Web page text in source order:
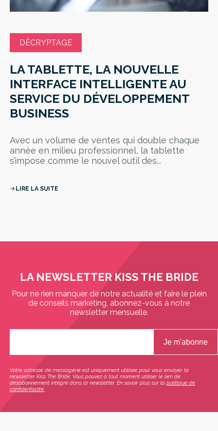
DÉCRYPTAGE
LA TABLETTE, LA NOUVELLE
INTERFACE INTELLIGENTE AU
SERVICE DU DÉVELOPPEMENT
BUSINESS
Avec un volume de ventes qui double chaque
année en milieu professionnel, la tablette
s’impose comme le nouvel outil des...
arrow_forward LIRE LA SUITE
LA NEWSLETTER KISS THE BRIDE
Pour ne rien manquer de notre actualité et faire le plein
de conseils marketing, abonnez-vous à notre
newsletter mensuelle.
Votre adresse de messagerie est uniquement utilisée pour vous envoyer la
newsletter Kiss The Bride. Vous pouvez à tout moment utiliser le lien de
désabonnement intégré dans la newsletter. En savoir plus sur la politique de
confidentialité.